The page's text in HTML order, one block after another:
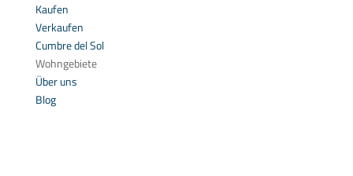
Kaufen
Verkaufen
Cumbre del Sol
Wohngebiete
Über uns
Blog